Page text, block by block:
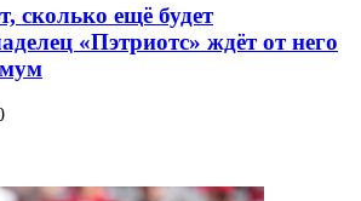
сколько ещё будет
«Пэтриотс» ждёт от него